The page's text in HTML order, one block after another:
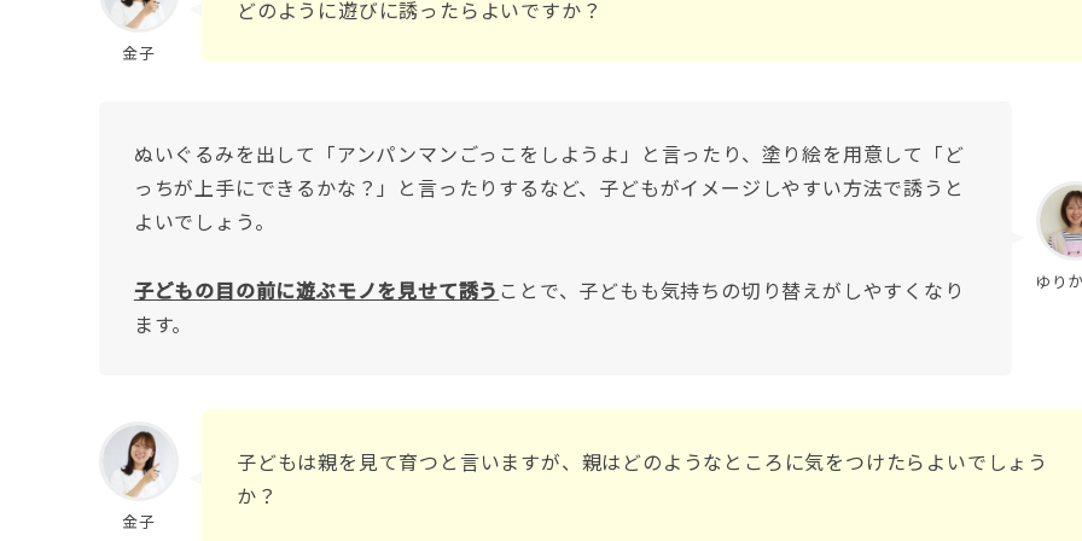
金子
どのように遊びに誘ったらよいですか？
ゆり
ぬいぐるみを出して「アンパンマンごっこをしようよ」と言ったり、塗り絵を用意して「ど
っちが上手にできるかな？」と言ったりするなど、子どもがイメージしやすい方法で誘うと
よいでしょう。
子どもの目の前に遊ぶモノを見せて誘う ことで、子どもも気持ちの切り替えがしやすくなり
ます。
金子
子どもは親を見て育つと言いますが、親はどのようなところに気をつけたらよいでしょう
か？